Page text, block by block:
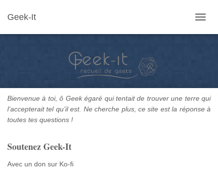
Geek-It
LA
Bienvenue à toi, ô Geek égaré qui tentait de trouver une terre qui
l’accepterait tel qu’il est. Ne cherche plus, ce site est la réponse à
toutes tes questions !
Soutenez Geek-It
Avec un don sur Ko-fi